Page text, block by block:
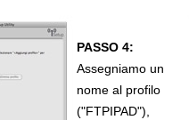
PASSO 4:
Assegniamo un
nome al profilo
("FTPIPAD"),